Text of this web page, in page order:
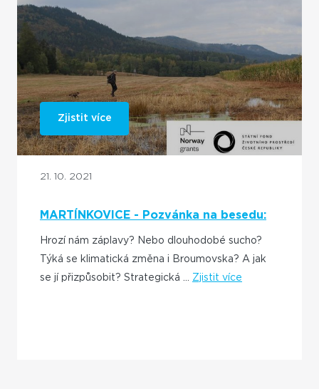
Zjistit více
21. 10. 2021
MARTÍNKOVICE - Pozvánka na besedu:
Hrozí nám záplavy? Nebo dlouhodobé sucho?
Týká se klimatická změna i Broumovska? A jak
se jí přizpůsobit? Strategická ... Zjistit více